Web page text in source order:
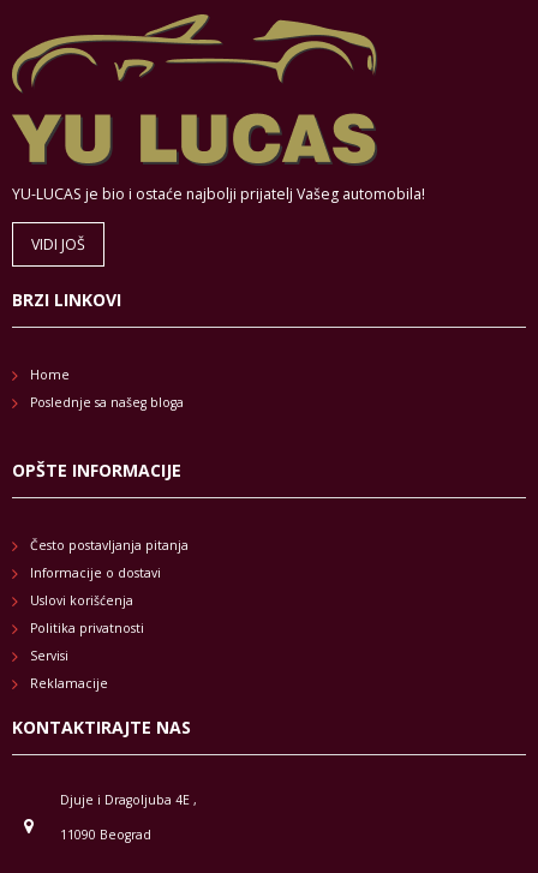
YU-LUCAS je bio i ostaće najbolji prijatelj Vašeg automobila!
VIDI JOŠ
BRZI LINKOVI
Home
Poslednje sa našeg bloga
OPŠTE INFORMACIJE
Često postavljanja pitanja
Informacije o dostavi
Uslovi korišćenja
Politika privatnosti
Servisi
Reklamacije
KONTAKTIRAJTE NAS
Djuje i Dragoljuba 4E ,
11090 Beograd